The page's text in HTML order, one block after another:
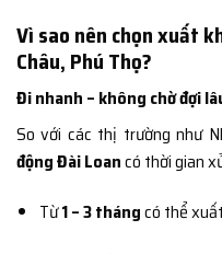
Vì sao nên chọn xuất
Châu, Phú Thọ?
Đi nhanh – không chờ đợi
So với các thị trường như
động Đài Loancó thời gian
Từ1 – 3 thángcó thể